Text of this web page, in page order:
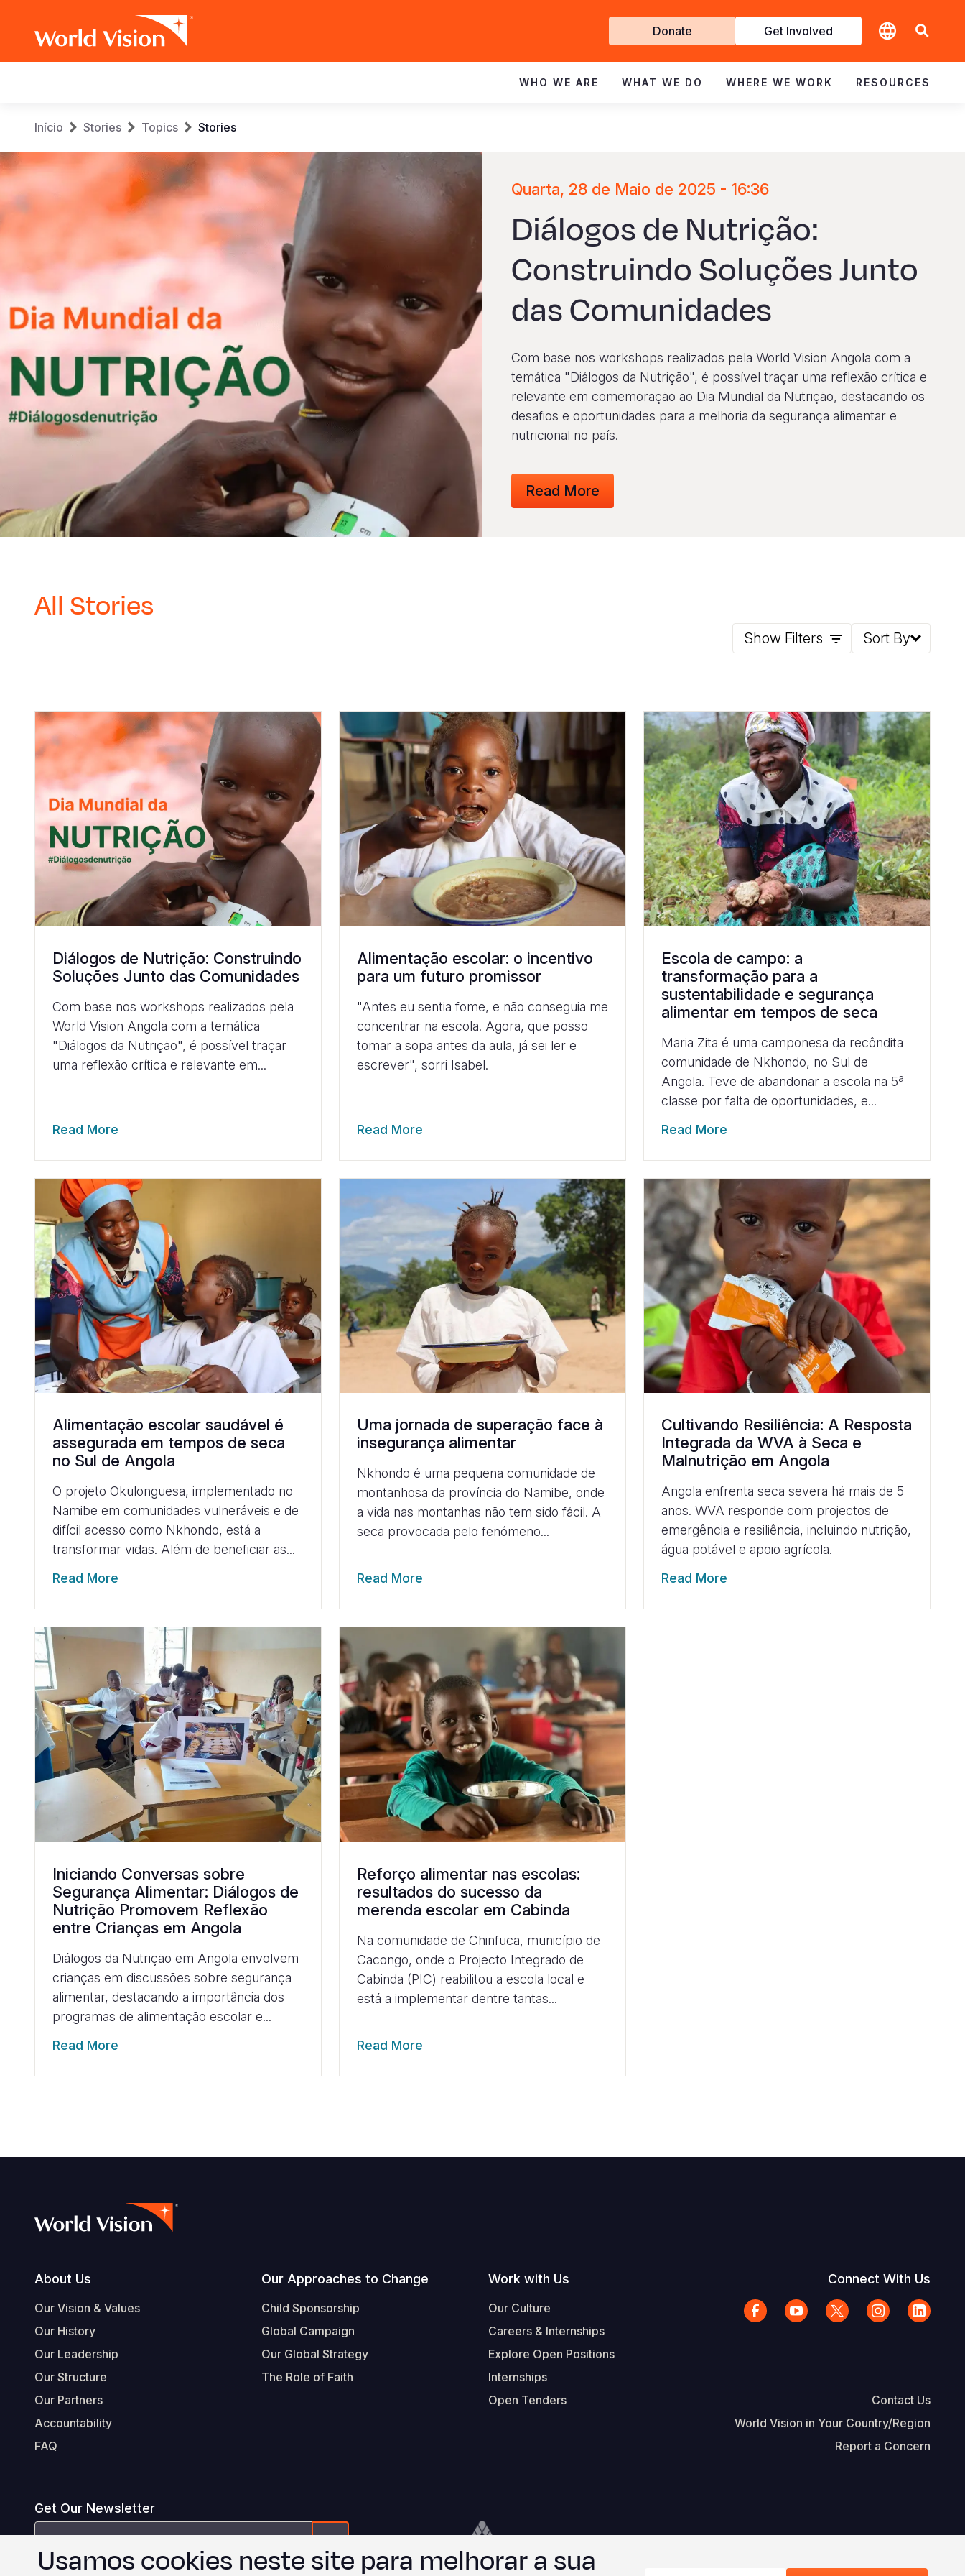
main
content
Get
Involved
Donate Get Involved
navigation
WHO WE ARE WHAT WE DO WHERE WE WORK RESOURCES
Breadcrumb
Início Stories Topics Stories
Quarta, 28 de Maio de 2025 - 16:36
Diálogos de Nutrição:
Construindo Soluções Junto
das Comunidades
Com base nos workshops realizados pela World Vision Angola com a
temática "Diálogos da Nutrição", é possível traçar uma reflexão crítica e
relevante em comemoração ao Dia Mundial da Nutrição, destacando os
desafios e oportunidades para a melhoria da segurança alimentar e
nutricional no país.
Read More
All Stories
Show Filters Sort By
Diálogos de Nutrição: Construindo
Soluções Junto das Comunidades
Com base nos workshops realizados pela
World Vision Angola com a temática
"Diálogos da Nutrição", é possível traçar
uma reflexão crítica e relevante em...
Read More
Alimentação escolar: o incentivo
para um futuro promissor
"Antes eu sentia fome, e não conseguia me
concentrar na escola. Agora, que posso
tomar a sopa antes da aula, já sei ler e
escrever", sorri Isabel.
Read More
Escola de campo: a
transformação para a
sustentabilidade e segurança
alimentar em tempos de seca
Maria Zita é uma camponesa da recôndita
comunidade de Nkhondo, no Sul de
Angola. Teve de abandonar a escola na 5ª
classe por falta de oportunidades, e...
Read More
Alimentação escolar saudável é
assegurada em tempos de seca
no Sul de Angola
O projeto Okulonguesa, implementado no
Namibe em comunidades vulneráveis e de
difícil acesso como Nkhondo, está a
transformar vidas. Além de beneficiar as...
Read More
Uma jornada de superação face à
insegurança alimentar
Nkhondo é uma pequena comunidade de
montanhosa da província do Namibe, onde
a vida nas montanhas não tem sido fácil. A
seca provocada pelo fenómeno...
Read More
Cultivando Resiliência: A Resposta
Integrada da WVA à Seca e
Malnutrição em Angola
Angola enfrenta seca severa há mais de 5
anos. WVA responde com projectos de
emergência e resiliência, incluindo nutrição,
água potável e apoio agrícola.
Read More
Iniciando Conversas sobre
Segurança Alimentar: Diálogos de
Nutrição Promovem Reflexão
entre Crianças em Angola
Diálogos da Nutrição em Angola envolvem
crianças em discussões sobre segurança
alimentar, destacando a importância dos
programas de alimentação escolar e...
Read More
Reforço alimentar nas escolas:
resultados do sucesso da
merenda escolar em Cabinda
Na comunidade de Chinfuca, município de
Cacongo, onde o Projecto Integrado de
Cabinda (PIC) reabilitou a escola local e
está a implementar dentre tantas...
Read More
Footer
About Us
Our Vision & Values
Our History
Our Leadership
Our Structure
Our Partners
Accountability
FAQ
Our Approaches to Change
Child Sponsorship
Global Campaign
Our Global Strategy
The Role of Faith
Work with Us
Our Culture
Careers & Internships
Explore Open Positions
Internships
Open Tenders
Connect With Us
Contact Us
World Vision in Your Country/Region
Report a Concern
Get Our Newsletter
Address
Form-Submit-Link On The Mailchimp Signup In The Footer
Footer
Usamos cookies neste site para melhorar a sua